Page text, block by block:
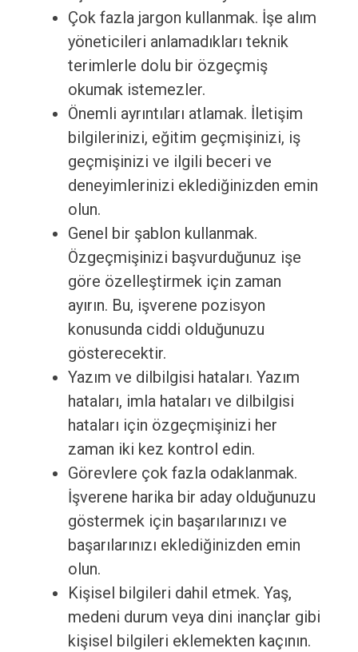
Çok fazla jargon kullanmak. İşe alım
yöneticileri anlamadıkları teknik
terimlerle dolu bir özgeçmiş
okumak istemezler.
Önemli ayrıntıları atlamak. İletişim
bilgilerinizi, eğitim geçmişinizi, iş
geçmişinizi ve ilgili beceri ve
deneyimlerinizi eklediğinizden emin
olun.
Genel bir şablon kullanmak.
Özgeçmişinizi başvurduğunuz işe
göre özelleştirmek için zaman
ayırın. Bu, işverene pozisyon
konusunda ciddi olduğunuzu
gösterecektir.
Yazım ve dilbilgisi hataları. Yazım
hataları, imla hataları ve dilbilgisi
hataları için özgeçmişinizi her
zaman iki kez kontrol edin.
Görevlere çok fazla odaklanmak.
İşverene harika bir aday olduğunuzu
göstermek için başarılarınızı ve
başarılarınızı eklediğinizden emin
olun.
Kişisel bilgileri dahil etmek. Yaş,
medeni durum veya dini inançlar gibi
kişisel bilgileri eklemekten kaçının.